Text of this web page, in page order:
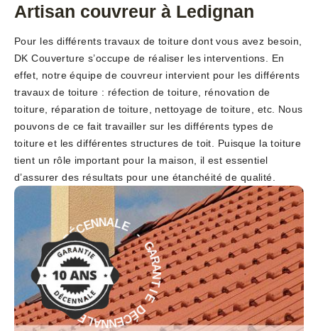
Artisan couvreur à Ledignan
Pour les différents travaux de toiture dont vous avez besoin,
DK Couverture s’occupe de réaliser les interventions. En
effet, notre équipe de couvreur intervient pour les différents
travaux de toiture : réfection de toiture, rénovation de
toiture, réparation de toiture, nettoyage de toiture, etc. Nous
pouvons de ce fait travailler sur les différents types de
toiture et les différentes structures de toit. Puisque la toiture
tient un rôle important pour la maison, il est essentiel
d’assurer des résultats pour une étanchéité de qualité.
G
A
R
A
N
T
I
E
D
É
C
E
NNALE - GAR
A
N
T
I
E
D
É
C
E
N
N
A
L
E
-